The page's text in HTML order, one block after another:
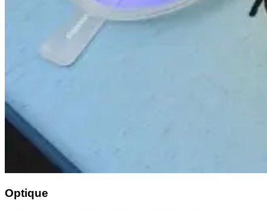
Optique